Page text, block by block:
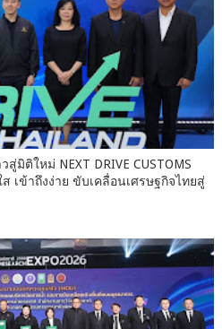
มิติใหม่ NEXT DRIVE CUSTOMS
เข้าถึงง่าย ขับเคลื่อนเศรษฐกิจไทยสู่